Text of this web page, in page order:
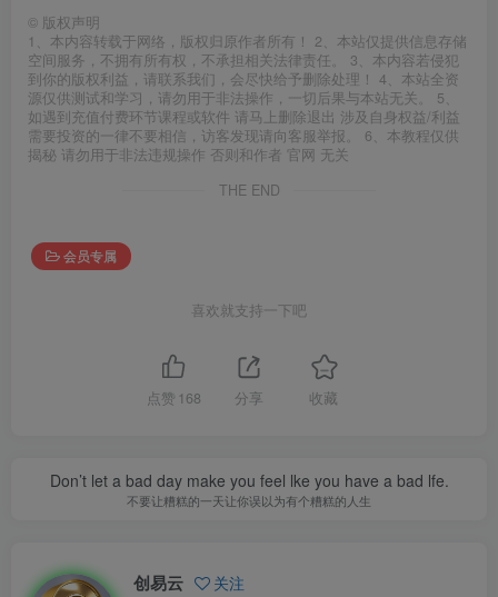
© 版权声明
1、本内容转载于网络，版权归原作者所有！ 2、本站仅提供信息存储
空间服务，不拥有所有权，不承担相关法律责任。 3、本内容若侵犯
到你的版权利益，请联系我们，会尽快给予删除处理！ 4、本站全资
源仅供测试和学习，请勿用于非法操作，一切后果与本站无关。 5、
如遇到充值付费环节课程或软件 请马上删除退出 涉及自身权益/利益
需要投资的一律不要相信，访客发现请向客服举报。 6、本教程仅供
揭秘 请勿用于非法违规操作 否则和作者 官网 无关
THE END
会员专属
喜欢就支持一下吧
点赞 168 分享 收藏
Don’t let a bad day make you feel lke you have a bad lfe.
不要让糟糕的一天让你误以为有个糟糕的人生
创易云 关注